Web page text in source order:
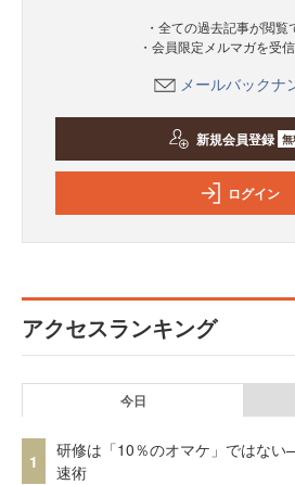
・全ての過去記事が閲覧
・会員限定メルマガを受
メールバックナ
新規会員登録
ログイン
アクセスランキング
今日
1
研修は「10％のオマケ」ではな
速術